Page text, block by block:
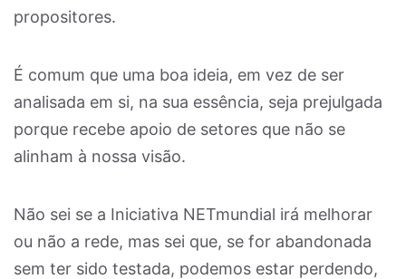
propositores.
É comum que uma boa ideia, em vez de ser
analisada em si, na sua essência, seja prejulgada
porque recebe apoio de setores que não se
alinham à nossa visão.
Não sei se a Iniciativa NETmundial irá melhorar
ou não a rede, mas sei que, se for abandonada
sem ter sido testada, podemos estar perdendo,